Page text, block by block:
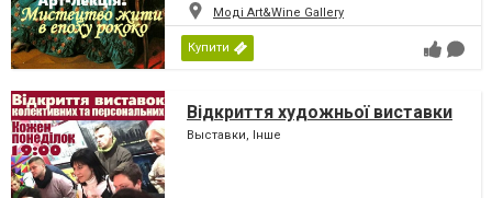
Моді Art&Wine Gallery
Купити
Відкриття художньої виставки
Выставки, Інше